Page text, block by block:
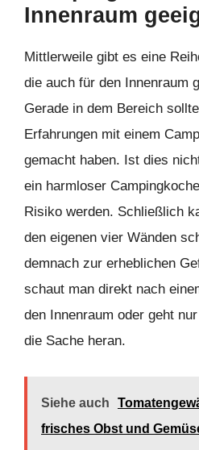
Innenraum
Mittlerweile gibt es eine
die auch für den Innenraum
Gerade in dem Bereich
Erfahrungen mit einem
gemacht haben. Ist dies
ein harmloser
Risiko werden. Schließlich
den eigenen vier Wänden
demnach zur erheblichen
schaut man direkt nach
den Innenraum oder geht
die Sache heran.
Siehe auch
frisches Obst und